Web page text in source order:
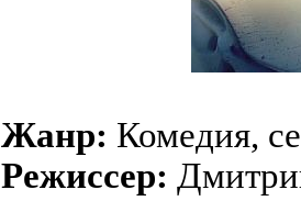
Жанр: Комедия,
Режиссер: